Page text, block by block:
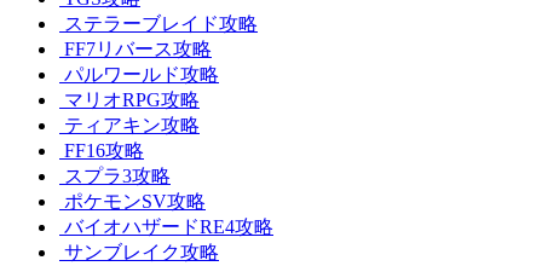
ステラーブレイド攻略
FF7リバース攻略
パルワールド攻略
マリオRPG攻略
ティアキン攻略
FF16攻略
スプラ3攻略
ポケモンSV攻略
バイオハザードRE4攻略
サンブレイク攻略